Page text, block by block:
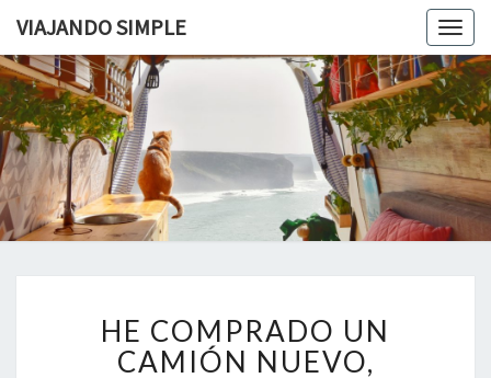
VIAJANDO SIMPLE
SIMPLE
Viviendo
En Un
Camión
Por
Europa
COMPRADO
UN
HE COMPRADO UN
CAMIÓN NUEVO,